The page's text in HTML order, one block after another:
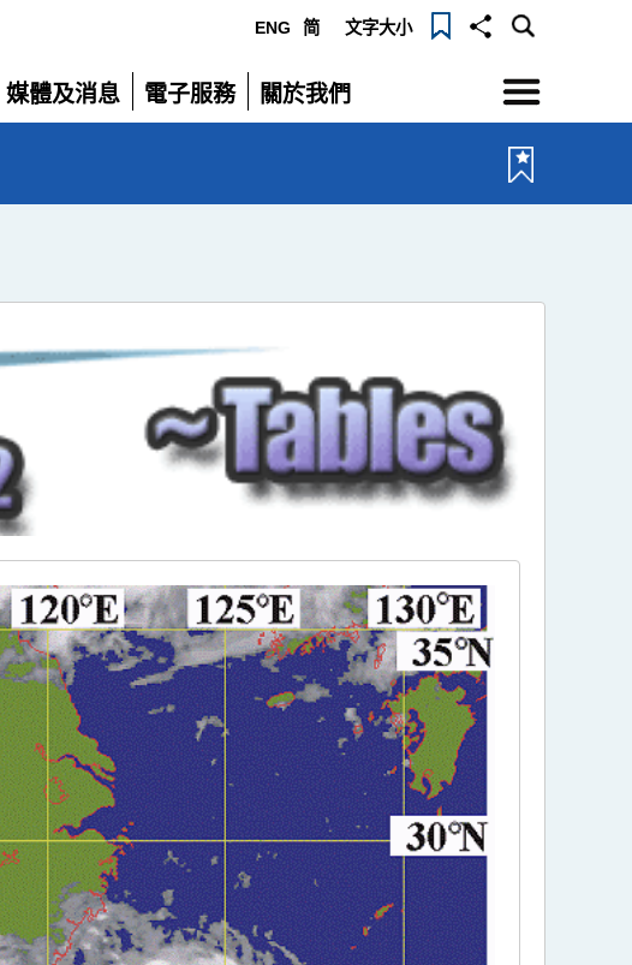
ENG 简 文字大小
媒體及消息
展
電子服務
展
關於我們
展
選
單